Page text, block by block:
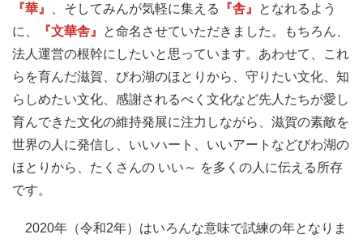
『華』
、そしてみんが気軽に集える 『舎』
となれるよう
に、
『文華舎』
と命名させていただきました。もちろん、
法人運営の根幹にしたいと思っています。あわせて、これ
らを育んだ滋賀、びわ湖のほとりから、守りたい文化、知
らしめたい文化、感謝されるべく文化など先人たちが愛し
育んできた文化の維持発展に注力しながら、滋賀の素敵を
世界の人に発信し、いいハート、いいアートなどびわ湖の
ほとりから、たくさんの いい～ を多くの人に伝える所存
です。
2020年（令和2年）はいろんな意味で試練の年となりま